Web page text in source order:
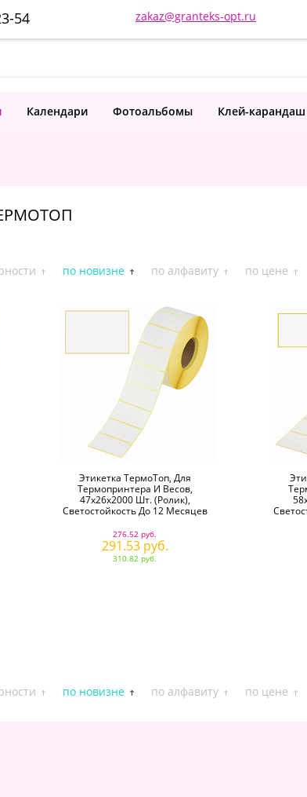
54 zakaz@granteks-opt.ru
Календари Фотоальбомы Клей-карандаш
по новизне по алфавиту по цене
Этикетка ТермоТоп, Для
Термопринтера И Весов,
47х26х2000 Шт. (ролик),
Светостойкость До 12 Месяцев
276.52 руб.
291.53 руб.
310.82 руб.
по новизне по алфавиту по цене